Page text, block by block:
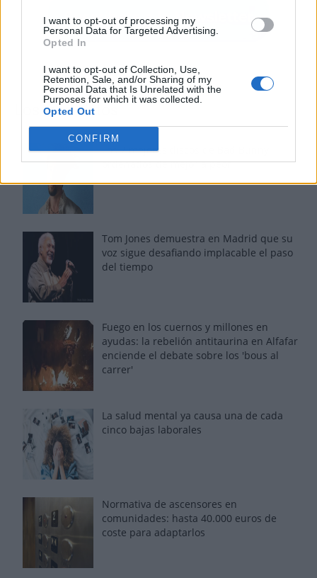
I want to opt-out of processing my
Personal Data for Targeted Advertising.
Opted In
I want to opt-out of Collection, Use,
Retention, Sale, and/or Sharing of my
Personal Data that Is Unrelated with the
Purposes for which it was collected.
Opted Out
CONFIRM
Los más vistos
Los 7 mejores discos de Bad Bunny,
ordenados de mejor a peor
Tom Jones demuestra en Madrid que su
voz sigue desafiando implacable el paso
del tiempo
Fuego en los cuernos y millones en
ayudas: la rebelión antitaurina en Alfafar
enciende el debate sobre los 'bous al
carrer'
La salud mental ya causa una de cada
cinco bajas laborales
Normativa de ascensores en
comunidades: hasta 40.000 euros de
coste para adaptarlos